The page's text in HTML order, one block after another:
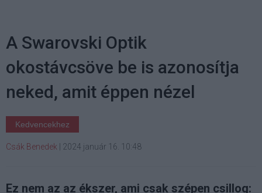
A Swarovski Optik
okostávcsöve be is azonosítja
neked, amit éppen nézel
Kedvencekhez
Csák Benedek 2024 január 16. 10:48
Ez nem az az ékszer, ami csak szépen csillog: